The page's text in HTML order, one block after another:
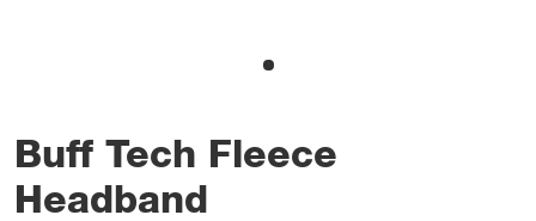
Buff Tech Fleece
Headband